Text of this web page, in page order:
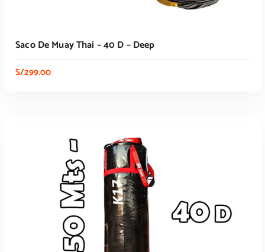
Saco De Muay Thai – 40 D – Deep
S/299.00